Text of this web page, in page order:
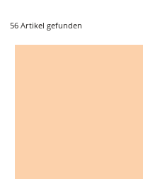
WILD
56 Artikel gefunden